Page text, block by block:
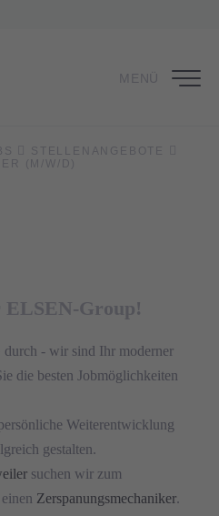
MENÜ
STELLENANGEBOTE
(M/W/D)
ELSEN-Group!
- wir sind Ihr moderner
die besten Jobmöglichkeiten
Weiterentwicklung
gestalten.
suchen wir zum
Zerspanungsmechaniker.